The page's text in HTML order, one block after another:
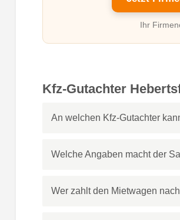
Ihr
Kfz-Gutachter
An welchen Kfz-Gutachter
Welche Angaben macht der
Wer zahlt den Mietwagen